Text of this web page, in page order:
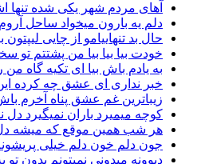
آهای مردم شهر یکی شده تنها
دلم یه بارون میخواد ساحل
حال بد تنهاییامو از چایی
خودت بیا بیا بیا من پشتتم تو
به یادم باش بیا ای تکیه گاه من
خبر نداری ای عشق چه کرده این
زیباترین غم عشق پناه آخرم
کوچه میمیرد باران نمیگیرد دل
هر شب همین موقع که میشه دل
جون دلم خون دلم خیلی
دیوونه میدونی نمیتونم بدون